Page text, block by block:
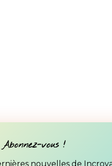
Abonnez-vous !
nouvelles de